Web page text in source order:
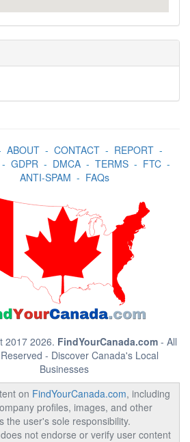
ABOUT- CONTACT- REPORT-
GDPR- DMCA- TERMS- FTC-
ANTI-SPAM - FAQs
2017 2026. FindYourCanada.com - All
- Discover Canada's Local
Businesses
on FindYourCanada.com, including
profiles, images, and other
the user's sole responsibility.
does not endorse or verify user content